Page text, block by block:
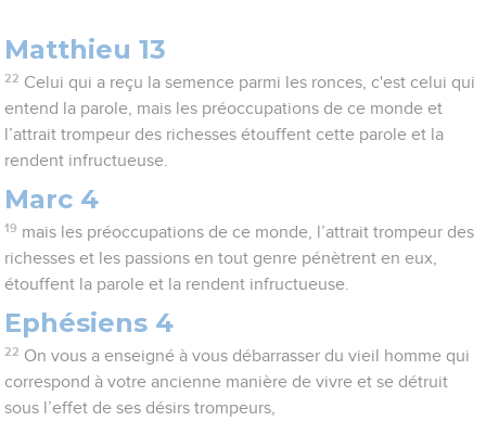
Matthieu 13
22 Celui qui a reçu la semence parmi les ronces, c'est celui qui
entend la parole, mais les préoccupations de ce monde et
l’attrait trompeur des richesses étouffent cette parole et la
rendent infructueuse.
Marc 4
19 mais les préoccupations de ce monde, l’attrait trompeur des
richesses et les passions en tout genre pénètrent en eux,
étouffent la parole et la rendent infructueuse.
Ephésiens 4
22 On vous a enseigné à vous débarrasser du vieil homme qui
correspond à votre ancienne manière de vivre et se détruit
sous l’effet de ses désirs trompeurs,